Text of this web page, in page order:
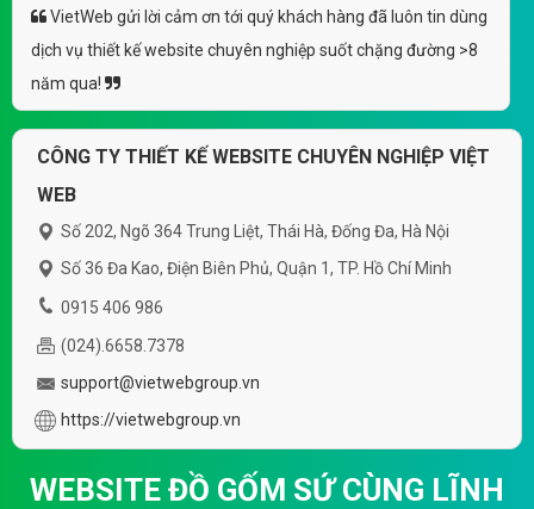
VietWeb gửi lời cảm ơn tới quý khách hàng đã luôn tin dùng
dịch vụ thiết kế website chuyên nghiệp suốt chặng đường >8
năm qua!
CÔNG TY THIẾT KẾ WEBSITE CHUYÊN NGHIỆP VIỆT
WEB
Số 202, Ngõ 364 Trung Liệt, Thái Hà, Đống Đa, Hà Nội
Số 36 Đa Kao, Điện Biên Phủ, Quận 1, TP. Hồ Chí Minh
0915 406 986
(024).6658.7378
support@vietwebgroup.vn
https://vietwebgroup.vn
WEBSITE ĐỒ GỐM SỨ CÙNG LĨNH